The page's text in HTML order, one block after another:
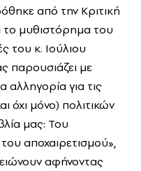
από την Κριτική
μυθιστόρημα του
του κ. Ιούλιου
παρουσιάζει με
αλληγορία για τις
όχι μόνο) πολιτικών
μας: Του
αποχαιρετισμού»,
αφήνοντας